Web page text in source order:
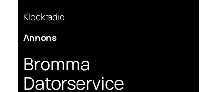
Klockradio
Annons
Bromma
Datorservice